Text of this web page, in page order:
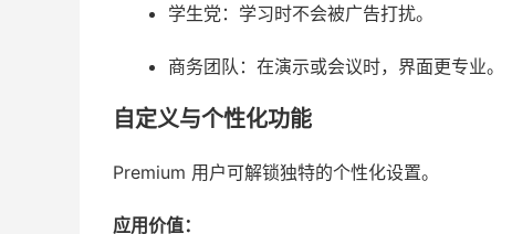
学生党：学习时不会被广告打扰。
商务团队：在演示或会议时，界面更专业。
自定义与个性化功能
Premium 用户可解锁独特的个性化设置。
应用价值：